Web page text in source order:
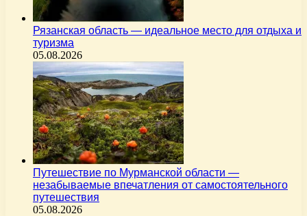
Рязанская область — идеальное место для отдыха и
туризма
05.08.2026
Путешествие по Мурманской области —
незабываемые впечатления от самостоятельного
путешествия
05.08.2026